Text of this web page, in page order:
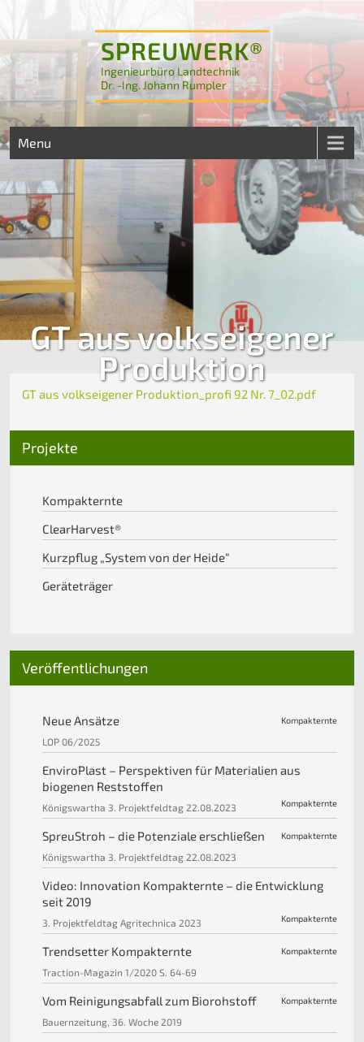
SPREUWERK®
Ingenieurbüro Landtechnik
Dr. -Ing. Johann Rumpler
Menu
GT aus volkseigener
Produktion
GT aus volkseigener Produktion_profi 92 Nr. 7_02.pdf
Projekte
Kompakternte
ClearHarvest®
Kurzpflug „System von der Heide“
Geräteträger
Veröffentlichungen
Neue Ansätze Kompakternte
LOP 06/2025
EnviroPlast – Perspektiven für Materialien aus
biogenen Reststoffen
Kompakternte
Königswartha 3. Projektfeldtag 22.08.2023
SpreuStroh – die Potenziale erschließen Kompakternte
Königswartha 3. Projektfeldtag 22.08.2023
Video: Innovation Kompakternte – die Entwicklung
seit 2019
Kompakternte
3. Projektfeldtag Agritechnica 2023
Trendsetter Kompakternte Kompakternte
Traction-Magazin 1/2020 S. 64-69
Vom Reinigungsabfall zum Biorohstoff Kompakternte
Bauernzeitung, 36. Woche 2019